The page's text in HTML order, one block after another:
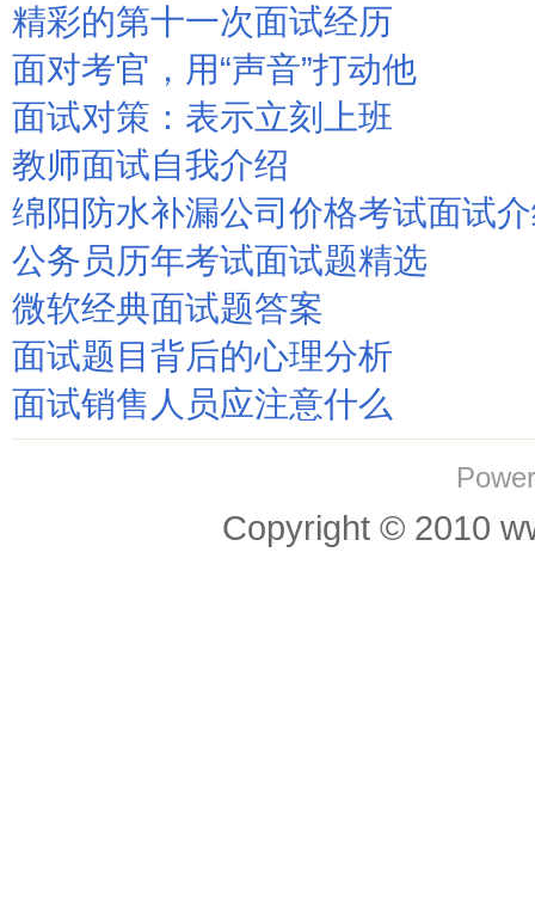
精彩的第十一次面试经历
面对考官，用“声音”打动他
面试对策：表示立刻上班
教师面试自我介绍
绵阳防水补漏公司价格考试面试
公务员历年考试面试题精选
微软经典面试题答案
面试题目背后的心理分析
面试销售人员应注意什么
Copyright © 2010